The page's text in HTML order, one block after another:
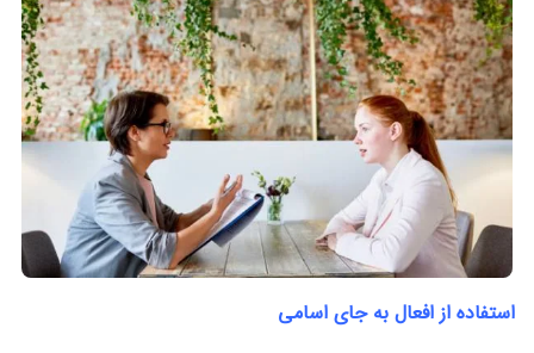
استفاده از افعال به جای اسامی